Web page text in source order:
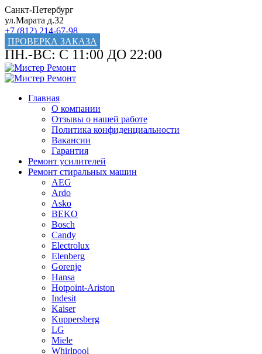
Санкт-Петербург
ул.Марата д.32
+7 (812) 214-67-98
ПРОВЕРКА ЗАКАЗА
ПН.-ВС: С 11:00 ДО 22:00
Главная
О компании
Отзывы о нашей работе
Политика конфиденциальности
Вакансии
Гарантия
Ремонт усилителей
Ремонт стиральных машин
AEG
Ardo
Asko
BEKO
Bosch
Candy
Electrolux
Elenberg
Gorenje
Hansa
Hotpoint-Ariston
Indesit
Kaiser
Kuppersberg
LG
Miele
Whirlpool